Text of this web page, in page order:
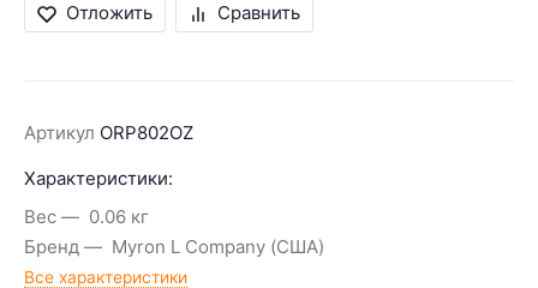
Отложить Сравнить
Артикул ORP802OZ
Характеристики:
Вес
0.06 кг
Бренд
Myron L Company (США)
Все характеристики